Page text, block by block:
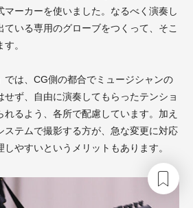
マーカーを使いました。なるべく演奏し
いる専用のグローブをつくって、そこ
。
では、CG側の都合でミュージシャンの
ず、自由に演奏してもらったテンショ
るよう、各所で配慮しています。 加え
ステムで撮影する方が、急な変更に対応
やすいというメリットもあります。